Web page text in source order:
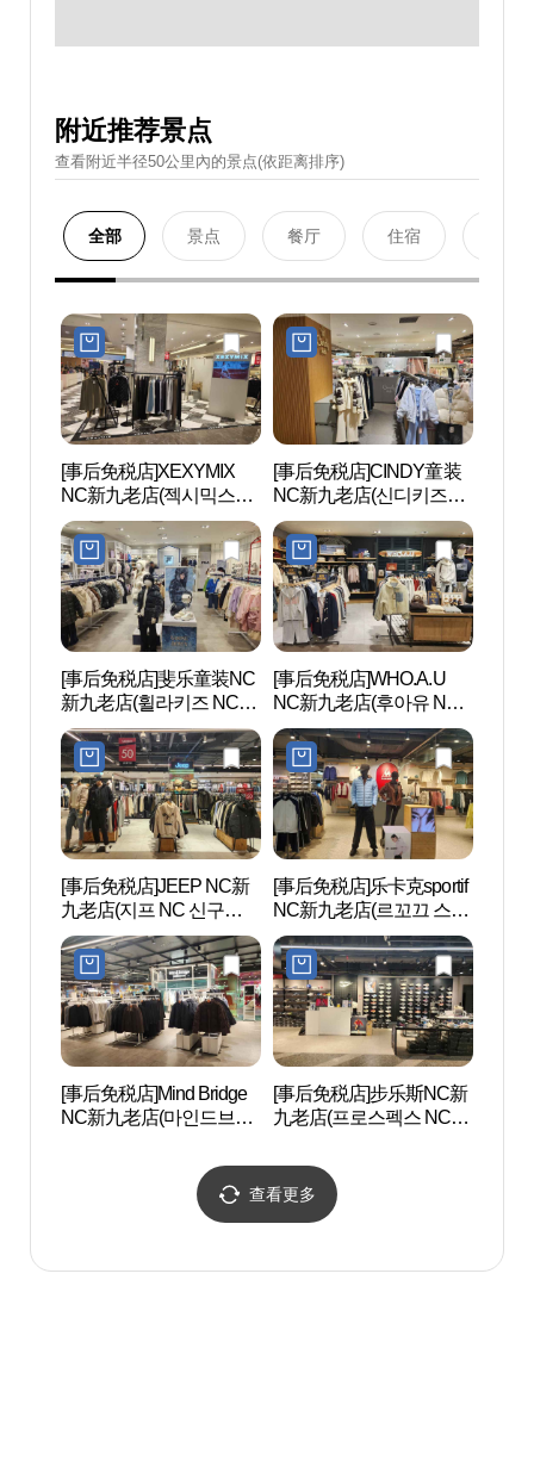
附近推荐景点
查看附近半径50公里內的景点(依距离排序)
全部 景点 餐厅 住宿
[事后免税店]XEXYMIX
NC新九老店(젝시믹스
NC 신구로점)
[事后免税店]CINDY童装
NC新九老店(신디키즈
NC 신구로점)
[事后免税店]斐乐童装NC
新九老店(휠라키즈 NC 신
구로점)
[事后免税店]WHO.A.U
NC新九老店(후아유 NC
신구로점)
[事后免税店]JEEP NC新
九老店(지프 NC 신구로
점)
[事后免税店]乐卡克sportif
NC新九老店(르꼬끄 스포
르티브 NC 신구로점)
[事后免税店]Mind Bridge
NC新九老店(마인드브릿
[事后免税店]步乐斯NC新
九老店(프로스펙스 NC 신
查看更多